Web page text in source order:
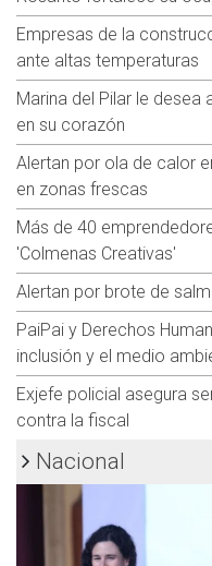
Empresas de la
ante altas temperaturas
Marina del Pilar le desea
en su corazón
Alertan por ola de calor
en zonas frescas
Más de 40
'Colmenas Creativas'
Alertan por brote de
PaiPai y Derechos
inclusión y el medio
Exjefe policial asegura
contra la fiscal
Nacional